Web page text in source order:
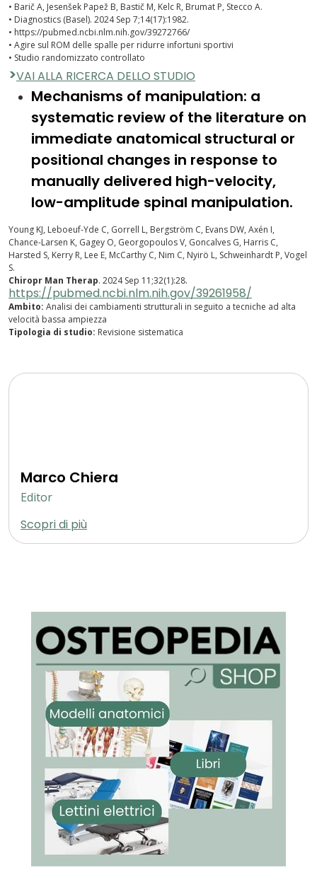
• Barič A, Jesenšek Papež B, Bastič M, Kelc R, Brumat P, Stecco A.
• Diagnostics (Basel). 2024 Sep 7;14(17):1982.
• https://pubmed.ncbi.nlm.nih.gov/39272766/
• Agire sul ROM delle spalle per ridurre infortuni sportivi
• Studio randomizzato controllato
>VAI ALLA RICERCA DELLO STUDIO
Mechanisms of manipulation: a
systematic review of the literature on
immediate anatomical structural or
positional changes in response to
manually delivered high-velocity,
low-amplitude spinal manipulation.
Young KJ, Leboeuf-Yde C, Gorrell L, Bergström C, Evans DW, Axén I,
Chance-Larsen K, Gagey O, Georgopoulos V, Goncalves G, Harris C,
Harsted S, Kerry R, Lee E, McCarthy C, Nim C, Nyirö L, Schweinhardt P, Vogel
S.
Chiropr Man Therap. 2024 Sep 11;32(1):28.
https://pubmed.ncbi.nlm.nih.gov/39261958/
Ambito: Analisi dei cambiamenti strutturali in seguito a tecniche ad alta
velocità bassa ampiezza
Tipologia di studio: Revisione sistematica
Marco Chiera
Editor
Scopri di più